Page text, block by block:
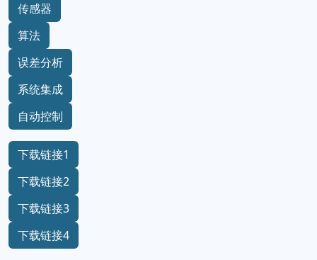
传感器
算法
误差分析
系统集成
自动控制
下载链接1
下载链接2
下载链接3
下载链接4